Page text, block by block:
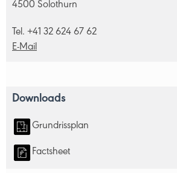
4500 Solothurn
Tel. +41 32 624 67 62
E-Mail
Downloads
Grundrissplan
Factsheet